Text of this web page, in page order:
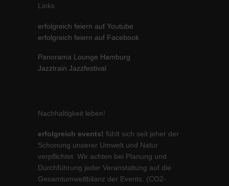
Links
erfolgreich feiern auf Youtube
erfolgreich feiern auf Facebook
Panorama Lounge Hamburg
Jazztrain Jazzfestival
Nachhaltigkeit leben!
erfolgreich events! fühlt sich seit jeher der
Schonung unserer Umwelt und Natur
verpflichtet. Wir achten bei Planung und
Durchführung jeder Veranstaltung auf die
Gesamtumweltbilanz der Events. (CO2-